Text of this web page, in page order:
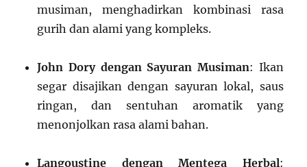
musiman, menghadirkan kombinasi rasa
gurih dan alami yang kompleks.
John Dory dengan Sayuran Musiman: Ikan
segar disajikan dengan sayuran lokal, saus
ringan, dan sentuhan aromatik yang
menonjolkan rasa alami bahan.
Langoustine dengan Mentega Herbal: